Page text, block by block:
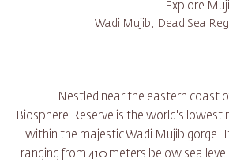
Explore
Wadi Mujib, Dead Sea
Nestled near the eastern coast
Biosphere Reserve is the world's lowest
within the majestic Wadi Mujib gorge.
ranging from 410 meters below sea